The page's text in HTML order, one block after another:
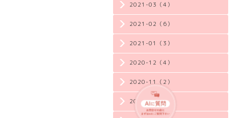
2021-03（4）
2021-02（6）
2021-01（3）
2020-12（4）
2020-11（2）
2020-10（3）